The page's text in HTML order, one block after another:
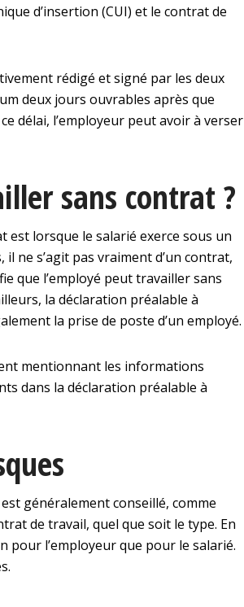
d’insertion (CUI) et le contrat de
rédigé et signé par les deux
deux jours ouvrables après que
délai, l’employeur peut avoir à verser
sans contrat ?
est lorsque le salarié exerce sous un
ne s’agit pas vraiment d’un contrat,
que l’employé peut travailler sans
la déclaration préalable à
la prise de poste d’un employé.
mentionnant les informations
dans la déclaration préalable à
généralement conseillé, comme
de travail, quel que soit le type. En
l’employeur que pour le salarié.